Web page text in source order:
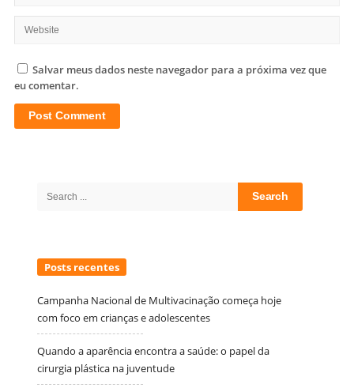
Salvar meus dados neste navegador para a próxima vez que
eu comentar.
Search
Posts recentes
Campanha Nacional de Multivacinação começa hoje
com foco em crianças e adolescentes
Quando a aparência encontra a saúde: o papel da
cirurgia plástica na juventude